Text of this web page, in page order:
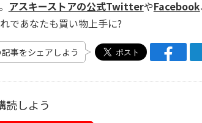
アスキーストアの公式TwitterやFacebook
であなたも買い物上手に?
記事をシェアしよう
読しよう